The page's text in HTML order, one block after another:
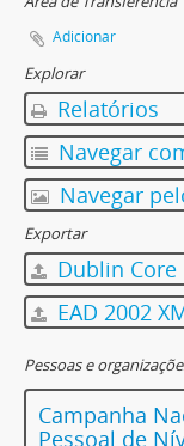
Adicionar
Explorar
Relatórios
Navegar
Navegar
Exportar
Dublin Core
EAD 2002
Pessoas e
Campanha
Pessoal de